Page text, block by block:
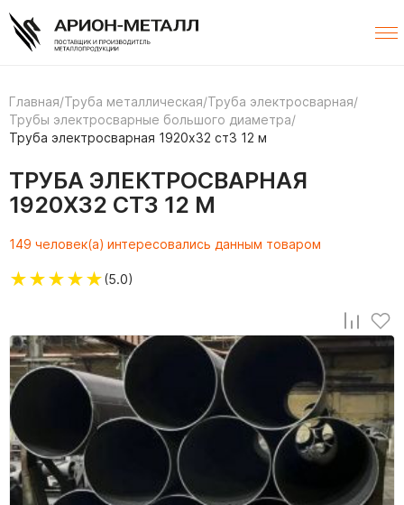
Главная/Труба металлическая/Труба электросварная/
Трубы электросварные большого диаметра/
Труба электросварная 1920х32 ст3 12 м
ТРУБА ЭЛЕКТРОСВАРНАЯ
1920Х32 СТ3 12 М
149 человек(а) интересовались данным товаром
★★★★★(5.0)